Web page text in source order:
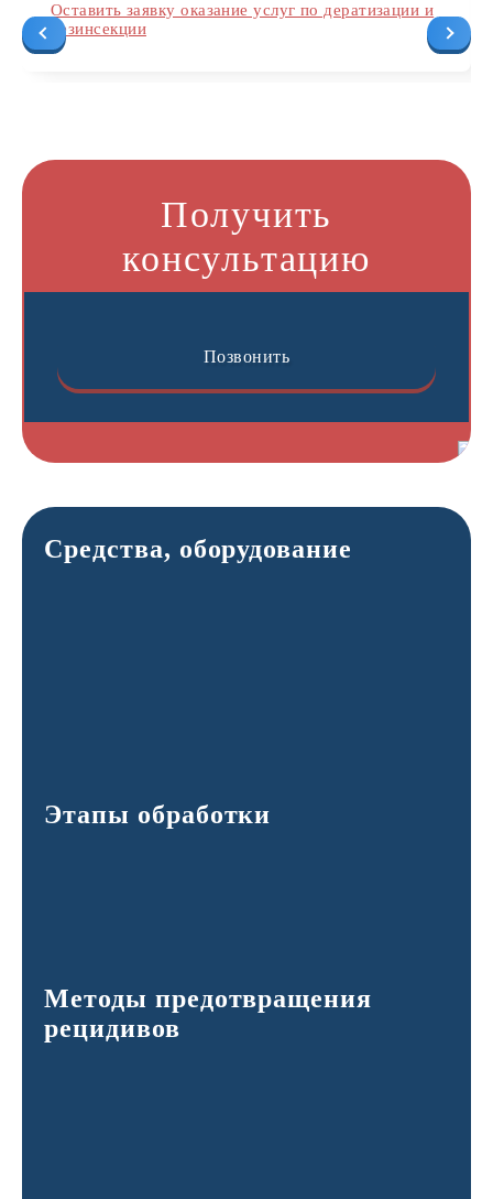
Оставить заявку оказание услуг по дератизации и
дезинсекции
Получить
консультацию
Позвонить
Средства, оборудование
Этапы обработки
Методы предотвращения
рецидивов